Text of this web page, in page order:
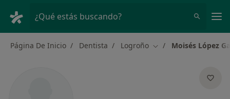
¿Qué estás buscando?
Página De Inicio Dentista Logroño Cambiar de ciudad
Moisés López